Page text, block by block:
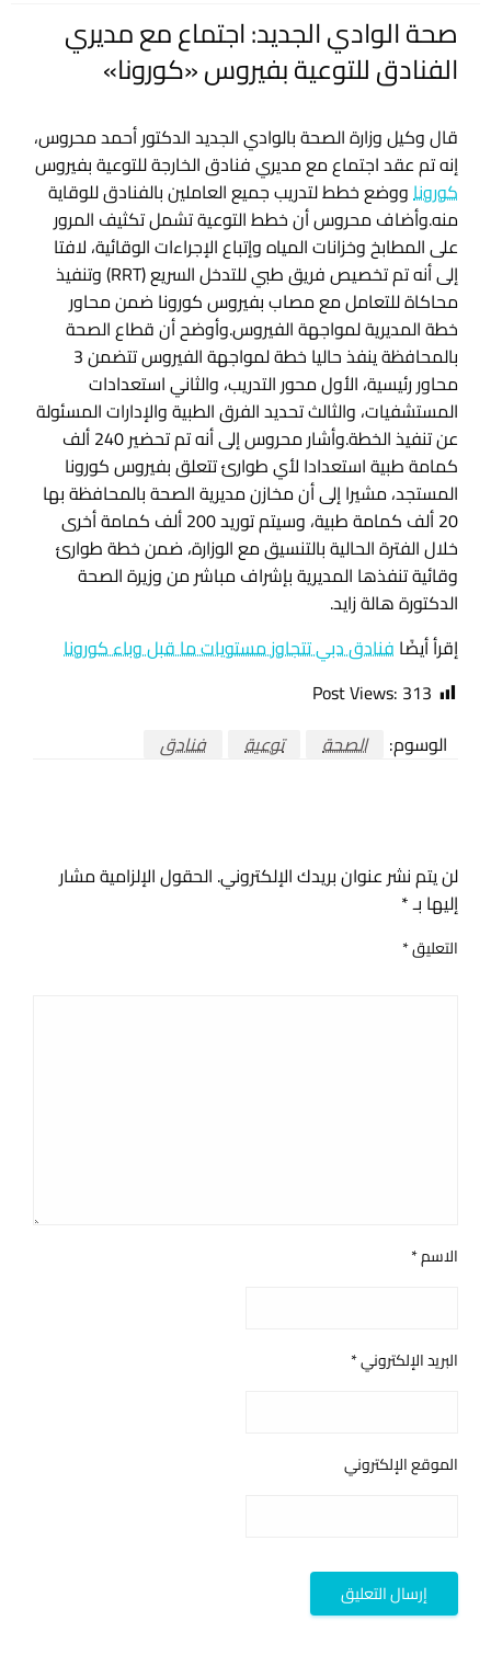
صحة الوادي الجديد: اجتماع مع مديري
الفنادق للتوعية بفيروس «كورونا»
قال وكيل وزارة الصحة بالوادي الجديد الدكتور أحمد محروس،
إنه تم عقد اجتماع مع مديري فنادق الخارجة للتوعية بفيروس
كوروناووضع خطط لتدريب جميع العاملين بالفنادق للوقاية
منه.وأضاف محروس أن خطط التوعية تشمل تكثيف المرور
على المطابخ وخزانات المياه وإتباع الإجراءات الوقائية، لافتا
إلى أنه تم تخصيص فريق طبي للتدخل السريع (RRT) وتنفيذ
محاكاة للتعامل مع مصاب بفيروس كورونا ضمن محاور
خطة المديرية لمواجهة الفيروس.وأوضح أن قطاع الصحة
بالمحافظة ينفذ حاليا خطة لمواجهة الفيروس تتضمن 3
محاور رئيسية، الأول محور التدريب، والثاني استعدادات
المستشفيات، والثالث تحديد الفرق الطبية والإدارات المسئولة
عن تنفيذ الخطة.وأشار محروس إلى أنه تم تحضير 240 ألف
كمامة طبية استعدادا لأي طوارئ تتعلق بفيروس كورونا
المستجد، مشيرا إلى أن مخازن مديرية الصحة بالمحافظة بها
20 ألف كمامة طبية، وسيتم توريد 200 ألف كمامة أخرى
خلال الفترة الحالية بالتنسيق مع الوزارة، ضمن خطة طوارئ
وقائية تنفذها المديرية بإشراف مباشر من وزيرة الصحة
الدكتورة هالة زايد.
إقرأ أيضًا فنادق دبي تتجاوز مستويات ما قبل وباء كورونا
Post Views: 313
الوسوم:
الصحة توعية فنادق
لن يتم نشر عنوان بريدك الإلكتروني. الحقول الإلزامية مشار
إليها بـ*
التعليق*
الاسم*
البريد الإلكتروني*
الموقع الإلكتروني